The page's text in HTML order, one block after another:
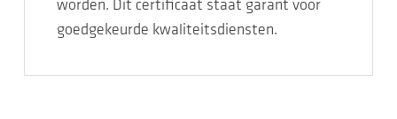
worden. Dit certificaat staat garant voor
goedgekeurde kwaliteitsdiensten.